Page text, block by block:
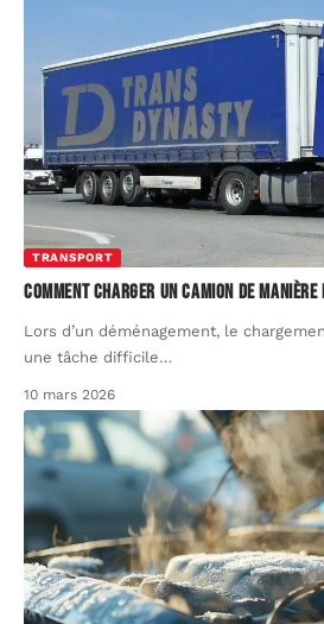
TRANSPORT
Comment charger un camion de
Lors d’un déménagement, le
une tâche difficile…
10 mars 2026